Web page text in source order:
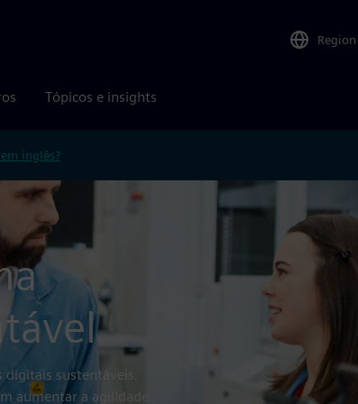
Region
Tópicos e insights
inglês?
sustentáveis.
aumentar a agilidade